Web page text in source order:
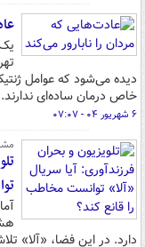
دیده می‌شود که عوامل
خاص درمان ساده‌ای ندارند.
۶ شهریور ۰۴ - ۰۷:۰۷
دارد. در این فضا، «آلا»